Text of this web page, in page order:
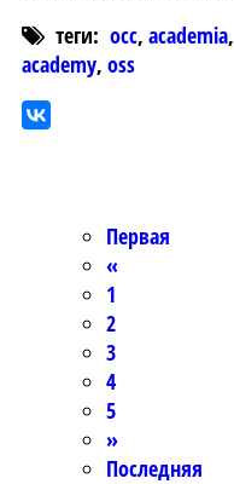
теги: occ, academia,
academy, oss
Первая
«
1
2
3
4
5
»
Последняя